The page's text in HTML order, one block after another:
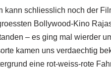
kann schliesslich noch der
Bollywood-Kino
– es ging mal wierder
kamen uns verdaechtig
eine rot-weiss-rote